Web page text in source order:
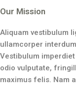
Our Mission
Aliquam vestibulum
ullamcorper
Vestibulum
odio vulputate,
maximus felis. Nam